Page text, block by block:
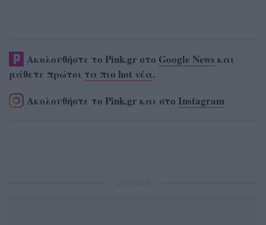
Ακολουθήστε το Pink.gr στο Google News και
μάθετε πρώτοι τα πιο hot νέα.
Ακολουθήστε το Pink.gr και στο Instagram